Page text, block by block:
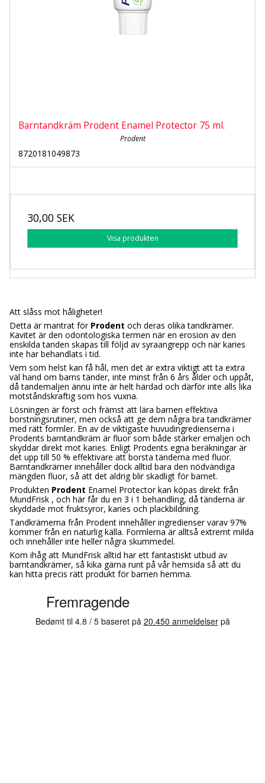
Barntandkräm Prodent Enamel Protector 75 ml.
Prodent
8720181049873
30,00 SEK
Visa produkten
Att slåss mot håligheter!
Detta är mantrat för Prodent och deras olika tandkrämer.
Kavitet är den odontologiska termen när en erosion av den
enskilda tanden skapas till följd av syraangrepp och när karies
inte har behandlats i tid.
Vem som helst kan få hål, men det är extra viktigt att ta extra
väl hand om barns tänder, inte minst från 6 års ålder och uppåt,
då tandemaljen ännu inte är helt härdad och därför inte alls lika
motståndskraftig som hos vuxna.
Lösningen är först och främst att lära barnen effektiva
borstningsrutiner, men också att ge dem några bra tandkrämer
med rätt formler. En av de viktigaste huvudingredienserna i
Prodents barntandkräm är fluor som både stärker emaljen och
skyddar direkt mot karies. Enligt Prodents egna beräkningar är
det upp till 50 % effektivare att borsta tänderna med fluor.
Barntandkrämer innehåller dock alltid bara den nödvändiga
mängden fluor, så att det aldrig blir skadligt för barnet.
Produkten Prodent Enamel Protector kan köpas direkt från
MundFrisk , och här får du en 3 i 1 behandling, då tänderna är
skyddade mot fruktsyror, karies och plackbildning.
Tandkrämerna från Prodent innehåller ingredienser varav 97%
kommer från en naturlig källa. Formlerna är alltså extremt milda
och innehåller inte heller några skummedel.
Kom ihåg att MundFrisk alltid har ett fantastiskt utbud av
barntandkrämer, så kika gärna runt på vår hemsida så att du
kan hitta precis rätt produkt för barnen hemma.